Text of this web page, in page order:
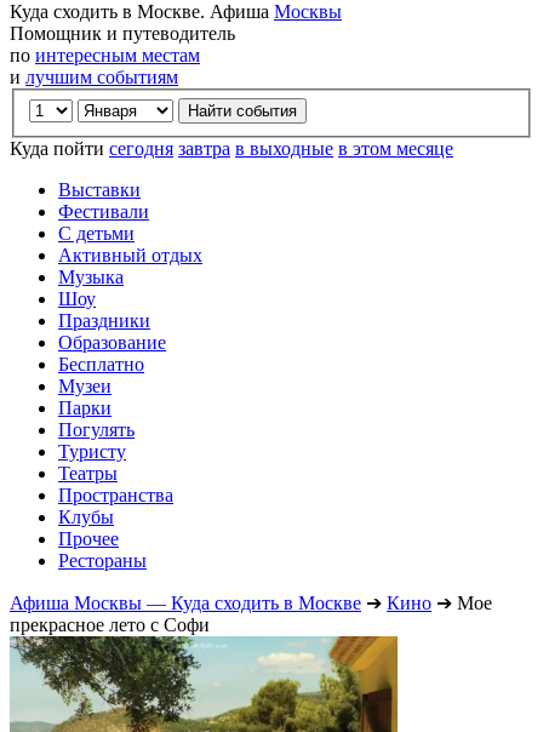
Куда сходить в Москве. Афиша Москвы
Помощник и путеводитель
по интересным местам
и лучшим событиям
Куда пойти сегодня завтра в выходные в этом месяце
Выставки
Фестивали
С детьми
Активный отдых
Музыка
Шоу
Праздники
Образование
Бесплатно
Музеи
Парки
Погулять
Туристу
Театры
Пространства
Клубы
Прочее
Рестораны
Афиша Москвы — Куда сходить в Москве ➔ Кино ➔ Мое
прекрасное лето с Софи